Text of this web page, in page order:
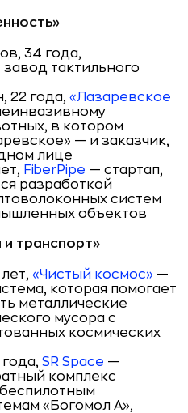
34 года,
тактильного
22 года, «Лазаревское
в котором
— и заказчик,
лице
FiberPipe — стартап,
разработкой
систем
объектов
и транспорт»
«Чистый космос» —
которая помогает
металлические
мусора с
космических
SR Space —
комплекс
«Богомол А»,